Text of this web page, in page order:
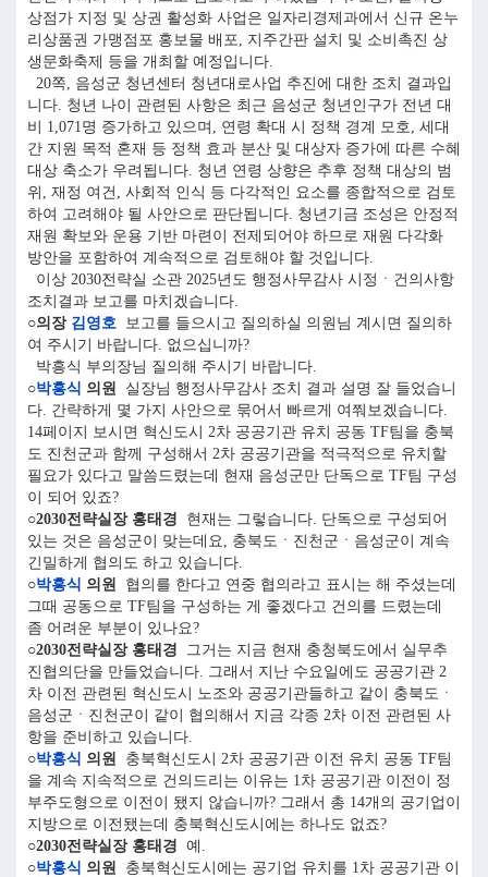
상점가 지정 및 상권 활성화 사업은 일자리경제과에서 신규 온누
리상품권 가맹점포 홍보물 배포, 지주간판 설치 및 소비촉진 상
생문화축제 등을 개최할 예정입니다.
20쪽, 음성군 청년센터 청년대로사업 추진에 대한 조치 결과입
니다. 청년 나이 관련된 사항은 최근 음성군 청년인구가 전년 대
비 1,071명 증가하고 있으며, 연령 확대 시 정책 경계 모호, 세대
간 지원 목적 혼재 등 정책 효과 분산 및 대상자 증가에 따른 수혜
대상 축소가 우려됩니다. 청년 연령 상향은 추후 정책 대상의 범
위, 재정 여건, 사회적 인식 등 다각적인 요소를 종합적으로 검토
하여 고려해야 될 사안으로 판단됩니다. 청년기금 조성은 안정적
재원 확보와 운용 기반 마련이 전제되어야 하므로 재원 다각화
방안을 포함하여 계속적으로 검토해야 할 것입니다.
이상 2030전략실 소관 2025년도 행정사무감사 시정ㆍ건의사항
조치결과 보고를 마치겠습니다.
○의장 김영호 보고를 들으시고 질의하실 의원님 계시면 질의하
여 주시기 바랍니다. 없으십니까?
박흥식 부의장님 질의해 주시기 바랍니다.
○박흥식 의원
실장님 행정사무감사 조치 결과 설명 잘 들었습니
다. 간략하게 몇 가지 사안으로 묶어서 빠르게 여쭤보겠습니다.
14페이지 보시면 혁신도시 2차 공공기관 유치 공동 TF팀을 충북
도 진천군과 함께 구성해서 2차 공공기관을 적극적으로 유치할
필요가 있다고 말씀드렸는데 현재 음성군만 단독으로 TF팀 구성
이 되어 있죠?
○2030전략실장 홍태경 현재는 그렇습니다. 단독으로 구성되어
있는 것은 음성군이 맞는데요, 충북도ㆍ진천군ㆍ음성군이 계속
긴밀하게 협의도 하고 있습니다.
○박흥식 의원
협의를 한다고 연중 협의라고 표시는 해 주셨는데
그때 공동으로 TF팀을 구성하는 게 좋겠다고 건의를 드렸는데
좀 어려운 부분이 있나요?
○2030전략실장 홍태경 그거는 지금 현재 충청북도에서 실무추
진협의단을 만들었습니다. 그래서 지난 수요일에도 공공기관 2
차 이전 관련된 혁신도시 노조와 공공기관들하고 같이 충북도ㆍ
음성군ㆍ진천군이 같이 협의해서 지금 각종 2차 이전 관련된 사
항을 준비하고 있습니다.
○박흥식 의원
충북혁신도시 2차 공공기관 이전 유치 공동 TF팀
을 계속 지속적으로 건의드리는 이유는 1차 공공기관 이전이 정
부주도형으로 이전이 됐지 않습니까? 그래서 총 14개의 공기업이
지방으로 이전됐는데 충북혁신도시에는 하나도 없죠?
○2030전략실장 홍태경 예.
○박흥식 의원
충북혁신도시에는 공기업 유치를 1차 공공기관 이